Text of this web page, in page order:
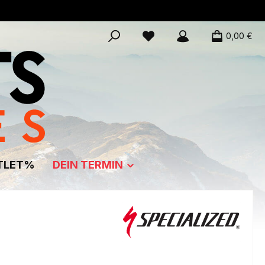
0,00 €
DEIN TERMIN